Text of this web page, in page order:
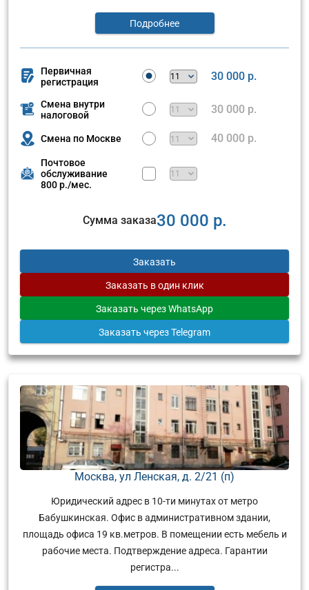
Подробнее
Первичная
регистрация
30 000 р.
Смена внутри
налоговой
30 000 р.
Смена по Москве 40 000 р.
Почтовое
обслуживание
800 р./мес.
Сумма заказа30 000 р.
Заказать
Заказать в один клик
Заказать через WhatsApp
Заказать через Telegram
Москва, ул Ленская, д. 2/21 (п)
Юридический адрес в 10-ти минутах от метро
Бабушкинская. Офис в административном здании,
площадь офиса 19 кв.метров. В помещении есть мебель и
рабочие места. Подтверждение адреса. Гарантии
регистра...